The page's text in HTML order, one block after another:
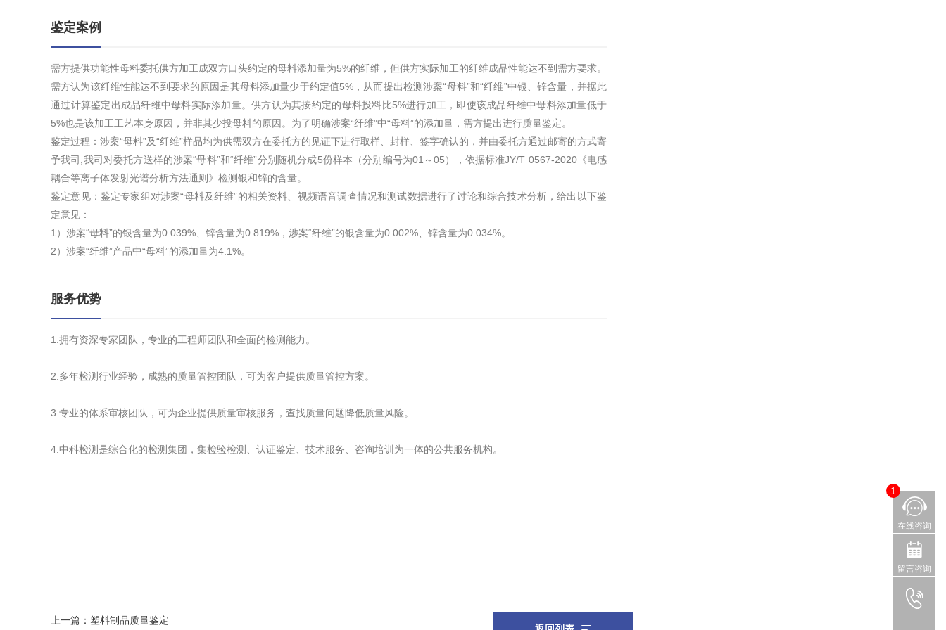
鉴定案例
需方提供功能性母料委托供方加工成双方口头约定的母料添加量为5%的纤维，但供方实际加工的纤维成品性能达不到需方要求。
需方认为该纤维性能达不到要求的原因是其母料添加量少于约定值5%，从而提出检测涉案“母料”和“纤维”中银、锌含量，并据此
通过计算鉴定出成品纤维中母料实际添加量。供方认为其按约定的母料投料比5%进行加工，即使该成品纤维中母料添加量低于
5%也是该加工工艺本身原因，并非其少投母料的原因。为了明确涉案“纤维”中“母料”的添加量，需方提出进行质量鉴定。
鉴定过程：涉案“母料”及“纤维”样品均为供需双方在委托方的见证下进行取样、封样、签字确认的，并由委托方通过邮寄的方式寄
予我司,我司对委托方送样的涉案“母料”和“纤维”分别随机分成5份样本（分别编号为01～05），依据标准JY/T 0567-2020《电感
耦合等离子体发射光谱分析方法通则》检测银和锌的含量。
鉴定意见：鉴定专家组对涉案“母料及纤维”的相关资料、视频语音调查情况和测试数据进行了讨论和综合技术分析，给出以下鉴
定意见：
1）涉案“母料”的银含量为0.039%、锌含量为0.819%，涉案“纤维”的银含量为0.002%、锌含量为0.034%。
2）涉案“纤维”产品中“母料”的添加量为4.1%。
服务优势
1.拥有资深专家团队，专业的工程师团队和全面的检测能力。
2.多年检测行业经验，成熟的质量管控团队，可为客户提供质量管控方案。
3.专业的体系审核团队，可为企业提供质量审核服务，查找质量问题降低质量风险。
4.中科检测是综合化的检测集团，集检验检测、认证鉴定、技术服务、咨询培训为一体的公共服务机构。
上一篇： 塑料制品质量鉴定
在线咨询
1
留言咨询